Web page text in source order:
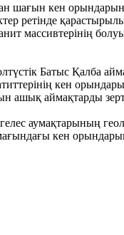
шағын кен
ретінде
массивтерінің
Батыс Қалба
кен
ашық аймақтарды
аумақтарының
кен